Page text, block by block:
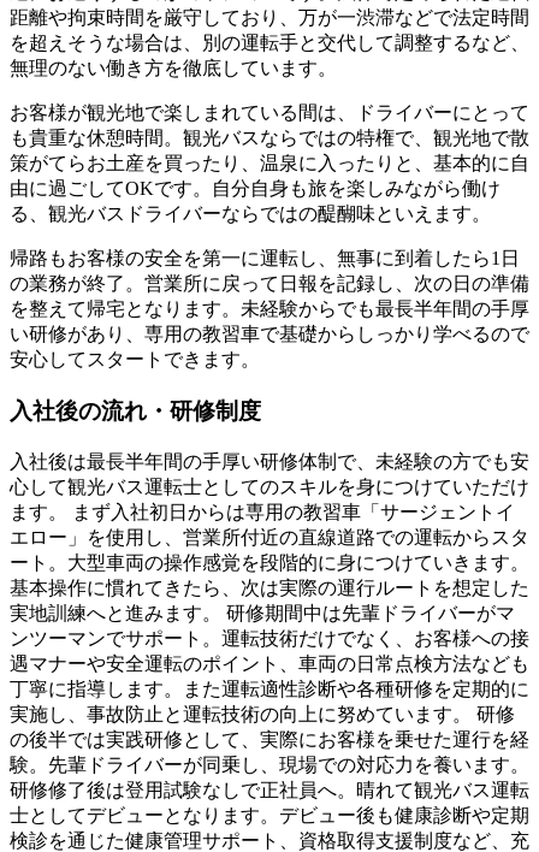
距離や拘束時間を厳守しており、万が一渋滞などで法定時間
を超えそうな場合は、別の運転手と交代して調整するなど、
無理のない働き方を徹底しています。
お客様が観光地で楽しまれている間は、ドライバーにとって
も貴重な休憩時間。観光バスならではの特権で、観光地で散
策がてらお土産を買ったり、温泉に入ったりと、基本的に自
由に過ごしてOKです。自分自身も旅を楽しみながら働け
る、観光バスドライバーならではの醍醐味といえます。
帰路もお客様の安全を第一に運転し、無事に到着したら1日
の業務が終了。営業所に戻って日報を記録し、次の日の準備
を整えて帰宅となります。未経験からでも最長半年間の手厚
い研修があり、専用の教習車で基礎からしっかり学べるので
安心してスタートできます。
入社後の流れ・研修制度
入社後は最長半年間の手厚い研修体制で、未経験の方でも安
心して観光バス運転士としてのスキルを身につけていただけ
ます。 まず入社初日からは専用の教習車「サージェントイ
エロー」を使用し、営業所付近の直線道路での運転からスタ
ート。大型車両の操作感覚を段階的に身につけていきます。
基本操作に慣れてきたら、次は実際の運行ルートを想定した
実地訓練へと進みます。 研修期間中は先輩ドライバーがマ
ンツーマンでサポート。運転技術だけでなく、お客様への接
遇マナーや安全運転のポイント、車両の日常点検方法なども
丁寧に指導します。また運転適性診断や各種研修を定期的に
実施し、事故防止と運転技術の向上に努めています。 研修
の後半では実践研修として、実際にお客様を乗せた運行を経
験。先輩ドライバーが同乗し、現場での対応力を養います。
研修修了後は登用試験なしで正社員へ。晴れて観光バス運転
士としてデビューとなります。デビュー後も健康診断や定期
検診を通じた健康管理サポート、資格取得支援制度など、充